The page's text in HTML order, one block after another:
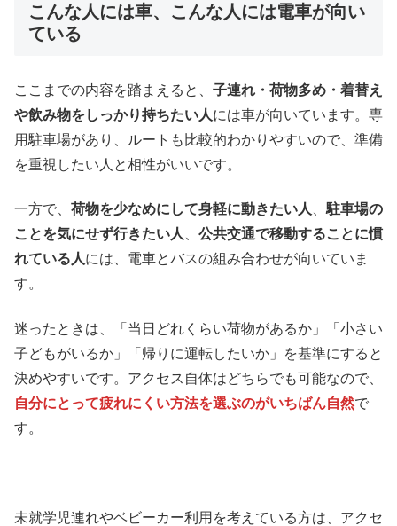
こんな人には車、こんな人には電車が向い
ている
ここまでの内容を踏まえると、 子連れ・荷物多め・着替え
や飲み物をしっかり持ちたい人には車が向いています。専
用駐車場があり、ルートも比較的わかりやすいので、準備
を重視したい人と相性がいいです。
一方で、 荷物を少なめにして身軽に動きたい人
駐車場の
ことを気にせず行きたい人
公共交通で移動することに慣
れている人には、電車とバスの組み合わせが向いていま
す。
迷ったときは、「当日どれくらい荷物があるか」「小さい
子どもがいるか」「帰りに運転したいか」を基準にすると
決めやすいです。アクセス自体はどちらでも可能なので、
自分にとって疲れにくい方法を選ぶのがいちばん自然で
す。
未就学児連れやベビーカー利用を考えている方は、アクセ